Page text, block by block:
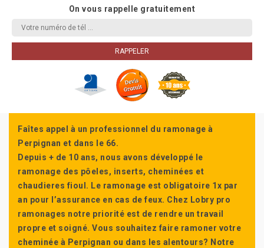
On vous rappelle gratuitement
Faîtes appel à un professionnel du ramonage à
Perpignan et dans le 66.
Depuis + de 10 ans, nous avons développé le
ramonage des pôeles, inserts, cheminées et
chaudieres fioul. Le ramonage est obligatoire 1x par
an pour l’assurance en cas de feux. Chez Lobry pro
ramonages notre priorité est de rendre un travail
propre et soigné. Vous souhaitez faire ramoner votre
cheminée à Perpignan ou dans les alentours? Notre